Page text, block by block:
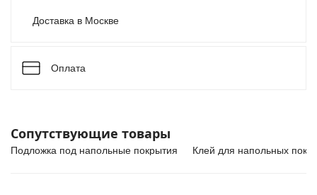
Доставка в Москве
Оплата
Сопутствующие товары
Подложка под напольные покрытия Клей для напольных